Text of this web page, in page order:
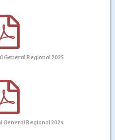
General Regional 2025
General Regional 2024